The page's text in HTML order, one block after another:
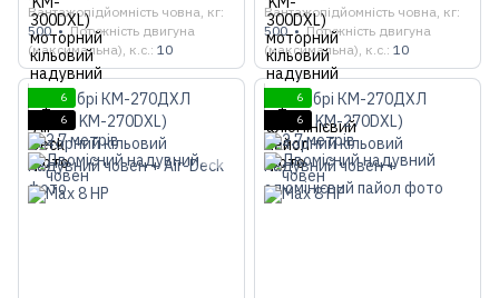
Вантажопідйомність човна, кг
500
Потужність двигуна
(максимальна), к.с. 10
Вантажопідйомність човна, кг
500
Потужність двигуна
(максимальна), к.с. 10
6
6
6
6